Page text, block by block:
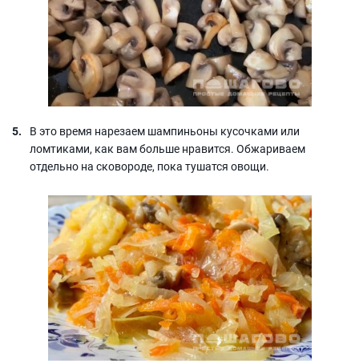
В это время нарезаем шампиньоны кусочками или
ломтиками, как вам больше нравится. Обжариваем
отдельно на сковороде, пока тушатся овощи.